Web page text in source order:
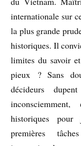
internationale sur
la plus grande
historiques. Il
limites du savoir
pieux ? Sans
décideurs
historiques
premières